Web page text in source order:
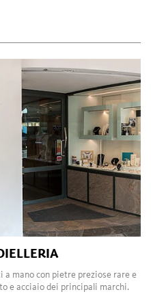
mano con pietre preziose rare e
e acciaio dei principali marchi.